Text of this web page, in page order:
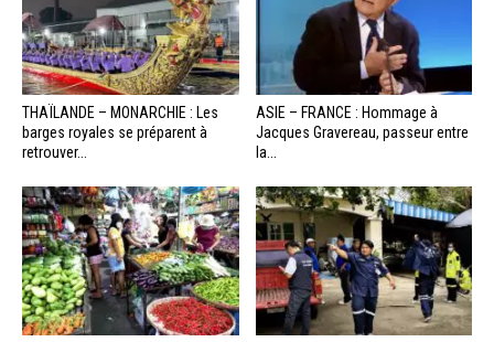
THAÏLANDE – MONARCHIE : Les
barges royales se préparent à
retrouver...
ASIE – FRANCE : Hommage à
Jacques Gravereau, passeur entre
la...